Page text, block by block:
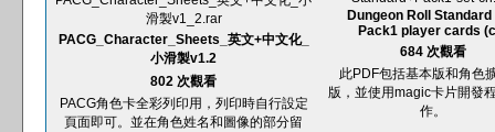
滑製v1_2.rar
PACG_Character_Sheets_英文+中文化_
小滑製v1.2
802 次觀看
PACG角色卡全彩列印用，列印時自行設定
頁面即可。並在角色姓名和圖像的部分留
Dungeon Roll Standard
Pack1 player cards
684 次觀看
此PDF包括基本版和角色
版，並使用magic卡片開發
作。